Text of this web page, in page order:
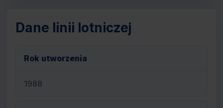
Dane linii lotniczej
Rok utworzenia
1988